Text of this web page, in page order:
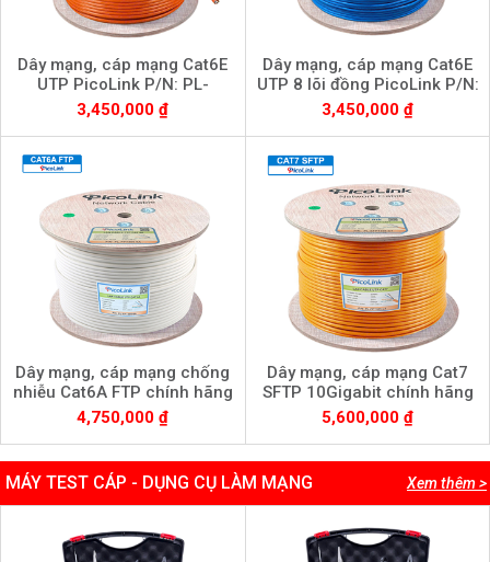
Dây mạng, cáp mạng Cat6E
UTP PicoLink P/N: PL-
UTP305-6E OR
3,450,000 ₫
Dây mạng, cáp mạng Cat6E
UTP 8 lõi đồng PicoLink P/N:
PL-UTP305-6E-BLUE
3,450,000 ₫
Dây mạng, cáp mạng chống
nhiễu Cat6A FTP chính hãng
PicoLink P/N: PL-FTP305-6A
4,750,000 ₫
Dây mạng, cáp mạng Cat7
SFTP 10Gigabit chính hãng
PicoLink mã P/N: PL-
SFTP305-C7
5,600,000 ₫
Xem thêm >
MÁY TEST CÁP - DỤNG CỤ LÀM MẠNG